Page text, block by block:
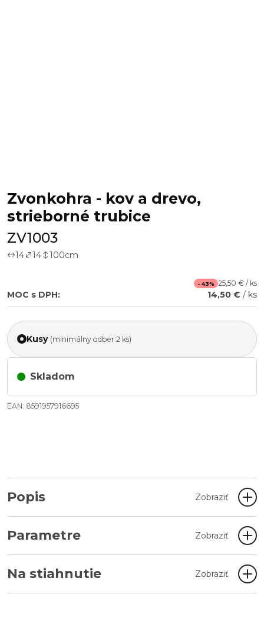
Zvonkohra - kov a drevo,
strieborné trubice
ZV1003
14 14 100cm
- 43% 25,50 € / ks
MOC s DPH: 14,50 € / ks
Kusy (minimálny odber 2 ks)
Skladom
EAN: 8591957916695
Popis Zobraziť
Parametre Zobraziť
Na stiahnutie Zobraziť